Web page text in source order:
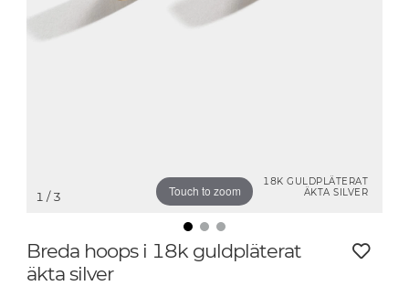
18K GULDPLÄTERAT
ÄKTA SILVER
Touch to zoom
1 / 3
Breda hoops i 18k guldpläterat
äkta silver